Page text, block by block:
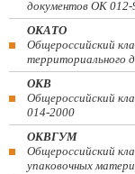
документов ОК 012-
ОКАТО
Общероссийский
территориального
ОКВ
Общероссийский
014-2000
ОКВГУМ
Общероссийский
упаковочных